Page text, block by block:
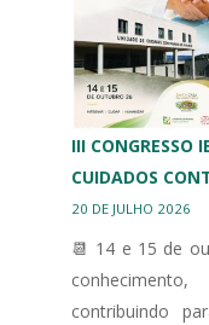
III CONGRESSO
CUIDADOS
20 DE JULHO 2026
📆 14 e 15 de
contribuindo